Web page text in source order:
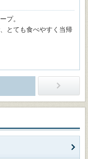
プ。
とても食べやすく当帰